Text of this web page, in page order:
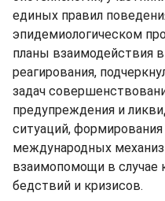
единых правил
эпидемиологическом
планы взаимодействия
реагирования,
задач
предупреждения и
ситуаций,
международных
взаимопомощи в случае
бедствий и кризисов.